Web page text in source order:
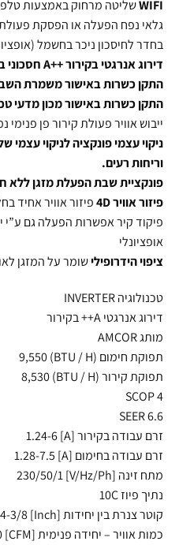
WIFIשליטה מרחוק באמצעות
גלאי נפח הפעלה או הפסקת פעולת
בחדר לחיסכון ניכר בחשמל
דירוג אנרגטי בקירור ++A חסכוני בחשמל
התקן כשרות באישור משמרת
התקן כשרות באישור מכון מדעי
ייבוש אוויר פעולת קירור פן פנימי
ניקוי עצמי פונקציה לניקוי
וריחות רעים.
פונקציית שבת הפעלת מזגן ללא
פיזור אוויר 4D
פיזור אוויר אחיד
פיקוד קיר אפשרות הפעלה גם ע”י
אופציונלי
ציפוי הידרופילישומר על המזגן
טכנולוגיהINVERTER
דירוג אנרגטי A++ בקירור
מותגAMCOR
תפוקת חימום (
BTU / H) 9,550
תפוקת קירור (
BTU / H) 8,530
SCOP4
SEER6.6
זרם עבודה בקירור [A] 1.24-6
זרם עבודה בחימום [A] 1.28-7.5
מתח זינה [V/Hz/Ph] 230/50/1
נתיך פיוז 10C
קוטר צנרת בין יחידות [Inch] 1/4-3/8
כמות אוויר – יחידה פנימית [CFM
] 290